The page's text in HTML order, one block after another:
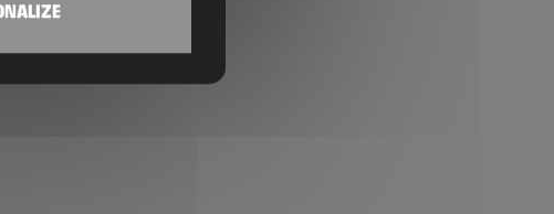
Billetterie